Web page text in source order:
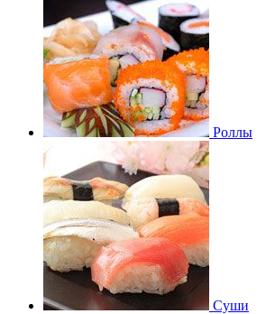
Роллы
Суши